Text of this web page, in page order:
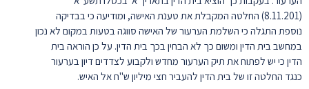
(8.11.201) החלטה המקבלת את טענת האישה, ומודיעה כי בבדיקה
נוספת התגלה כי השלמת הערעור של האישה סווגה בטעות במקום לא נכון
במחשב בית הדין ומשום כך לא הבחין בכך בית הדין. על כן הוראה בית
הדין כי יש לפתוח את תיק הערעור מחדש ולקבוע לצדדים דיון בערעור
כנגד החלטה זו של בית הדין להעביר חצי מיליון ש"ח אל האיש.